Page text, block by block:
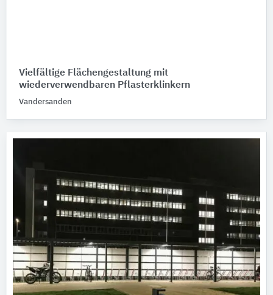
Vielfältige Flächengestaltung mit
wiederverwendbaren Pflasterklinkern
Vandersanden